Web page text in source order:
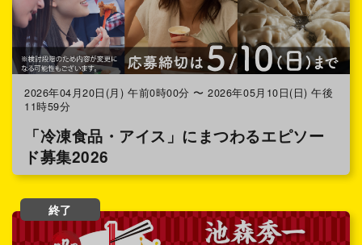
2026年04月20日(月) 午前0時00分 〜 2026年05月10日(日) 午後
11時59分
「冷凍食品・アイス」にまつわるエピソー
ド募集2026
終了